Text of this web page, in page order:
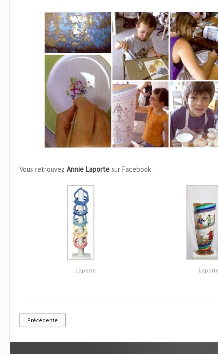
Vous retrouvez Annie Laporte sur Facebook.
Laporte
Précédente